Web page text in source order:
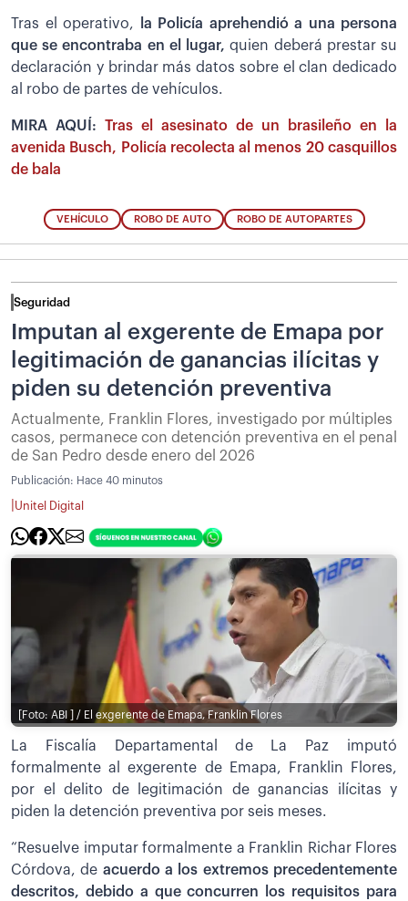
Tras el operativo, la Policía aprehendió a una persona
que se encontraba en el lugar,quien deberá prestar su
declaración y brindar más datos sobre el clan dedicado
al robo de partes de vehículos.
MIRA AQUÍ: Tras el asesinato de un brasileño en la
avenida Busch, Policía recolecta al menos 20 casquillos
de bala
VEHÍCULO ROBO DE AUTO ROBO DE AUTOPARTES
Seguridad
Imputan al exgerente de Emapa por
legitimación de ganancias ilícitas y
piden su detención preventiva
Actualmente, Franklin Flores, investigado por múltiples
casos, permanece con detención preventiva en el penal
de San Pedro desde enero del 2026
Publicación: Hace 40 minutos
Unitel Digital
[Foto: ABI ] / El exgerente de Emapa, Franklin Flores
La Fiscalía Departamental de La Paz imputó
formalmente al exgerente de Emapa, Franklin Flores,
por el delito de legitimación de ganancias ilícitas y
piden la detención preventiva por seis meses.
“Resuelve imputar formalmente a Franklin Richar Flores
Córdova, de acuerdo a los extremos precedentemente
descritos, debido a que concurren los requisitos para